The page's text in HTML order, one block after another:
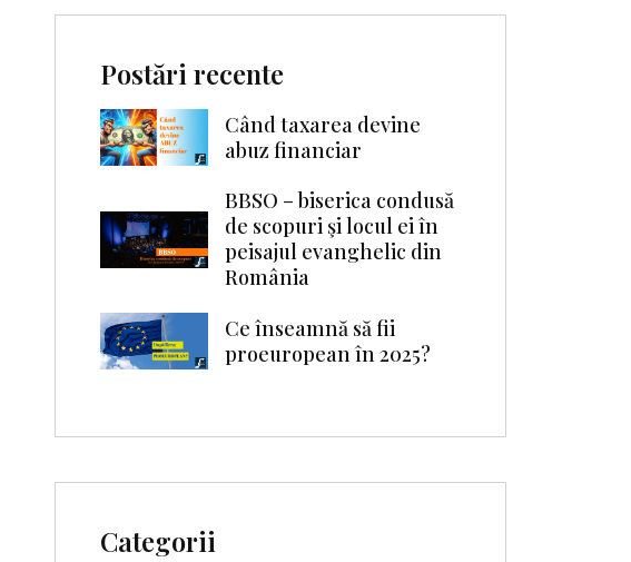
Postări recente
Când taxarea devine
abuz financiar
BBSO – biserica condusă
de scopuri şi locul ei în
peisajul evanghelic din
România
Ce înseamnă să fii
proeuropean în 2025?
Categorii